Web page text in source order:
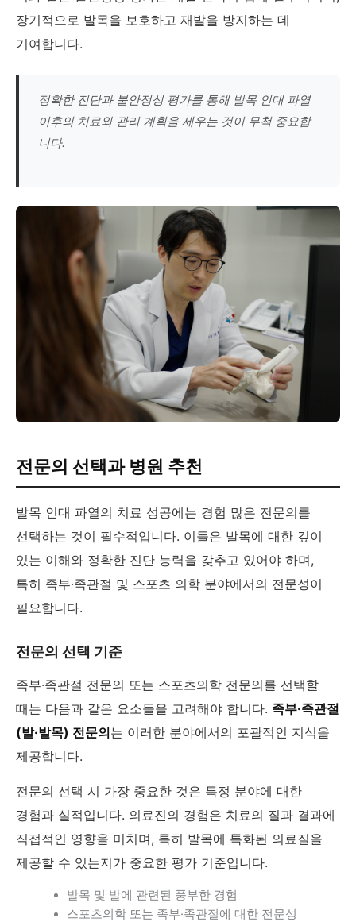
장기적으로 발목을 보호하고 재발을 방지하는 데
기여합니다.
정확한 진단과 불안정성 평가를 통해 발목 인대 파열
이후의 치료와 관리 계획을 세우는 것이 무척 중요합
니다.
전문의 선택과 병원 추천
발목 인대 파열의 치료 성공에는 경험 많은 전문의를
선택하는 것이 필수적입니다. 이들은 발목에 대한 깊이
있는 이해와 정확한 진단 능력을 갖추고 있어야 하며,
특히 족부·족관절 및 스포츠 의학 분야에서의 전문성이
필요합니다.
전문의 선택 기준
족부·족관절 전문의 또는 스포츠의학 전문의를 선택할
때는 다음과 같은 요소들을 고려해야 합니다. 족부·족관절
(발·발목) 전문의는 이러한 분야에서의 포괄적인 지식을
제공합니다.
전문의 선택 시 가장 중요한 것은 특정 분야에 대한
경험과 실적입니다. 의료진의 경험은 치료의 질과 결과에
직접적인 영향을 미치며, 특히 발목에 특화된 의료질을
제공할 수 있는지가 중요한 평가 기준입니다.
발목 및 발에 관련된 풍부한 경험
스포츠의학 또는 족부·족관절에 대한 전문성